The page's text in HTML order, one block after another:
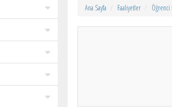
Ana Sayfa Faaliyetler Öğrenci